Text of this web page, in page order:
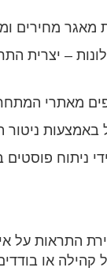
מאגר מחירים
– יצרית
מאתרי
ניתוח
התראות על
או